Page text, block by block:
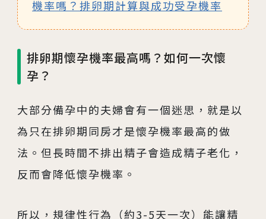
機率嗎？排卵期計算與成功受孕機率
排卵期懷孕機率最高嗎？如何一次懷
孕？
大部分備孕中的夫婦會有一個迷思，就是以
為只在排卵期同房才是懷孕機率最高的做
法。但長時間不排出精子會造成精子老化，
反而會降低懷孕機率。
所以，規律性行為（約3-5天一次）能讓精